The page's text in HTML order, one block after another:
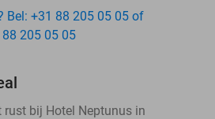
Bel: +31 88 205 05 05 of
205 05 05
bij Hotel Neptunus in